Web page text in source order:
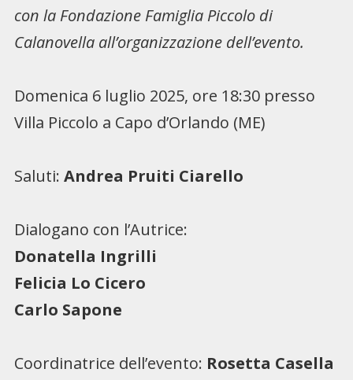
con la Fondazione Famiglia Piccolo di
Calanovella all’organizzazione dell’evento.
Domenica 6 luglio 2025, ore 18:30 presso
Villa Piccolo a Capo d’Orlando (ME)
Saluti: Andrea Pruiti Ciarello
Dialogano con l’Autrice:
Donatella Ingrilli
Felicia Lo Cicero
Carlo Sapone
Coordinatrice dell’evento: Rosetta Casella